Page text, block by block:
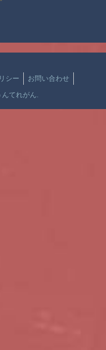
シー お問い合わせ
てれがん.